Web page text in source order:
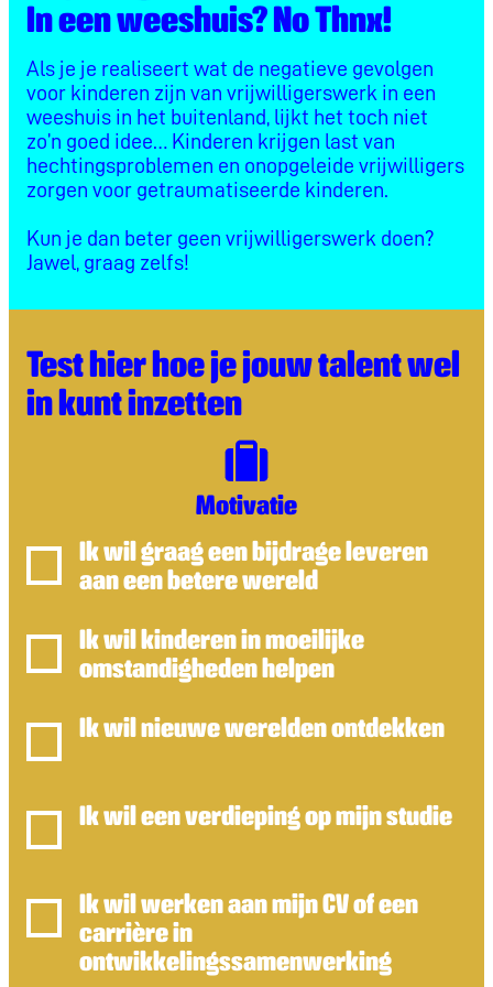
In een weeshuis? No Thnx!
Als je je realiseert wat de negatieve gevolgen
voor kinderen zijn van vrijwilligerswerk in een
weeshuis in het buitenland, lijkt het toch niet
zo’n goed idee… Kinderen krijgen last van
hechtingsproblemen en onopgeleide vrijwilligers
zorgen voor getraumatiseerde kinderen.
Kun je dan beter geen vrijwilligerswerk doen?
Jawel, graag zelfs!
Test hier hoe je jouw talent wel
in kunt inzetten
Motivatie
Ik wil graag een bijdrage leveren
aan een betere wereld
Ik wil kinderen in moeilijke
omstandigheden helpen
Ik wil nieuwe werelden ontdekken
Ik wil een verdieping op mijn studie
Ik wil werken aan mijn CV of een
carrière in
ontwikkelingssamenwerking